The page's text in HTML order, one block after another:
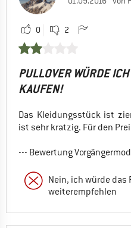
0 2
PULLOVER WÜRDE
KAUFEN!
Das Kleidungsstück ist
ist sehr kratzig. Für den
--- Bewertung
Nein, ich würde
weiterempfehlen